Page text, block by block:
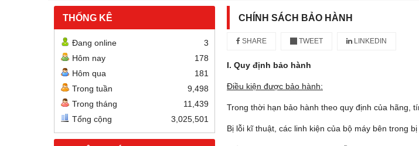
THỐNG KÊ
Đang online
3
Hôm nay
178
Hôm qua
181
Trong tuần
9,498
Trong tháng
11,439
Tổng cộng
3,025,501
CHÍNH SÁCH BẢO HÀNH
SHARE TWEET LINKEDIN
I. Quy định bảo hành
Điều kiện được bảo hành:
Trong thời hạn bảo hành theo quy định của hãng,
Bị lỗi kĩ thuật, các linh kiện của bộ máy bên trong